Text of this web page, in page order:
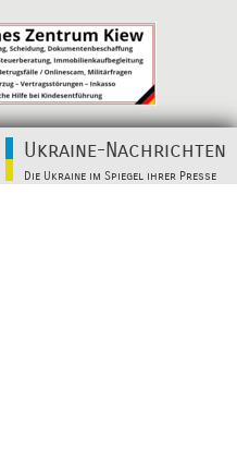
Ukraine-Nachrichten
Die Ukraine im Spiegel ihrer Presse